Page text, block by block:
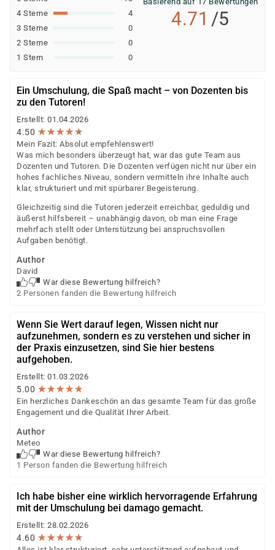
4 Sterne
4
3 Sterne
0
2 Sterne
0
1 Stern
0
4.71 /5
Ein Umschulung, die Spaß macht – von Dozenten bis
zu den Tutoren!
Erstellt: 01.04.2026
4.50 ★★★★★
★★★★★
Mein Fazit: Absolut empfehlenswert!
Was mich besonders überzeugt hat, war das gute Team aus
Dozenten und Tutoren. Die Dozenten verfügen nicht nur über ein
hohes fachliches Niveau, sondern vermitteln ihre Inhalte auch
klar, strukturiert und mit spürbarer Begeisterung.
Gleichzeitig sind die Tutoren jederzeit erreichbar, geduldig und
äußerst hilfsbereit – unabhängig davon, ob man eine Frage
mehrfach stellt oder Unterstützung bei anspruchsvollen
Aufgaben benötigt.
Author
David
War diese Bewertung hilfreich?
2 Personen fanden die Bewertung hilfreich
Wenn Sie Wert darauf legen, Wissen nicht nur
aufzunehmen, sondern es zu verstehen und sicher in
der Praxis einzusetzen, sind Sie hier bestens
aufgehoben.
Erstellt: 01.03.2026
5.00 ★★★★★
★★★★★
Ein herzliches Dankeschön an das gesamte Team für das große
Engagement und die Qualität Ihrer Arbeit.
Author
Meteo
War diese Bewertung hilfreich?
1 Person fanden die Bewertung hilfreich
Ich habe bisher eine wirklich hervorragende Erfahrung
mit der Umschulung bei damago gemacht.
Erstellt: 28.02.2026
4.60 ★★★★★
★★★★★